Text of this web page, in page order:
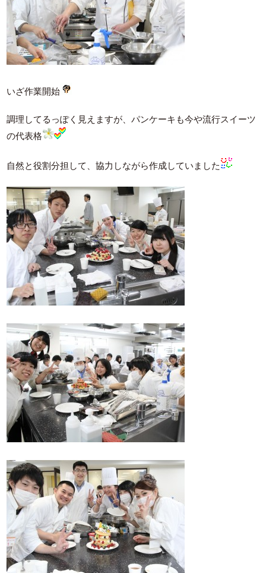
いざ作業開始
調理してるっぽく見えますが、パンケーキも今や流行スイーツ
の代表格
自然と役割分担して、協力しながら作成していました